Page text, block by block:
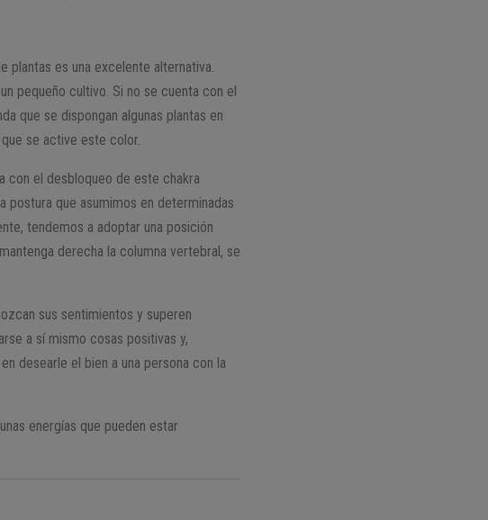
plantas es una excelente alternativa.
pequeño cultivo. Si no se cuenta con el
que se dispongan algunas plantas en
se active este color.
con el desbloqueo de este chakra
postura que asumimos en determinadas
tendemos a adoptar una posición
derecha la columna vertebral, se
sus sentimientos y superen
a sí mismo cosas positivas y,
desearle el bien a una persona con la
energías que pueden estar